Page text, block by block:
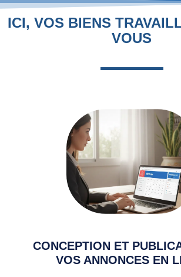
ICI, VOS BIENS
VOUS
CONCEPTION ET
VOS ANNONCES EN